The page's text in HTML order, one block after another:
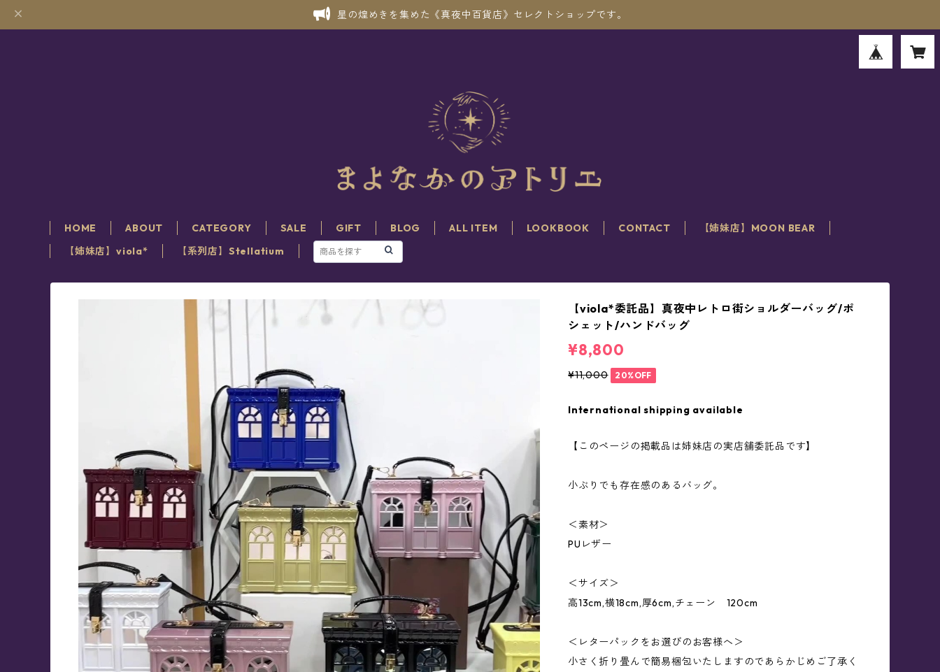
星の煌めきを集めた《真夜中百貨店》セレクトショップです。
HOME ABOUT CATEGORY SALE GIFT BLOG ALL ITEM LOOKBOOK CONTACT
【姉妹店】MOON BEAR
【姉妹店】viola*
【系列店】Stellatium
【viola*委託品】真夜中レトロ街ショルダーバッグ/ポ
シェット/ハンドバッグ
¥8,800
¥11,000 20%OFF
International shipping available
【このページの掲載品は姉妹店の実店舗委託品です】
小ぶりでも存在感のあるバッグ。
＜素材＞
PUレザー
＜サイズ＞
高13cm,横18cm,厚6cm,チェーン 120cm
＜レターパックをお選びのお客様へ＞
小さく折り畳んで簡易梱包いたしますのであらかじめご了承く